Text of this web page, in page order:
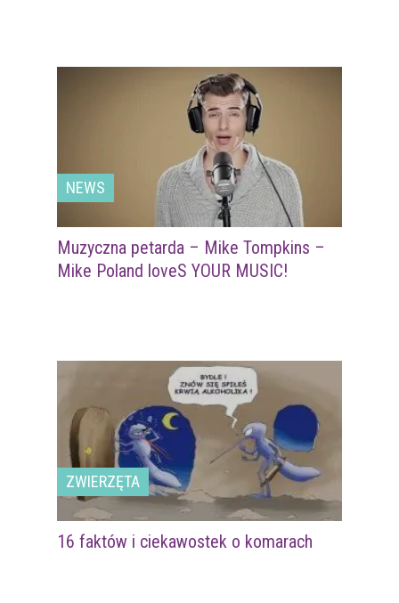
NEWS
Muzyczna petarda – Mike Tompkins –
Mike Poland loveS YOUR MUSIC!
ZWIERZĘTA
16 faktów i ciekawostek o komarach